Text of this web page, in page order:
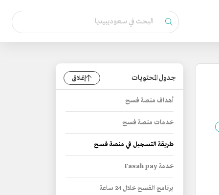
جدول المحتويات إغلاق
أهداف منصة فسح
خدمات منصة فسح
طريقة التسجيل في منصة فسح
خدمة Fasah pay
برنامج الفسح خلال 24 ساعة